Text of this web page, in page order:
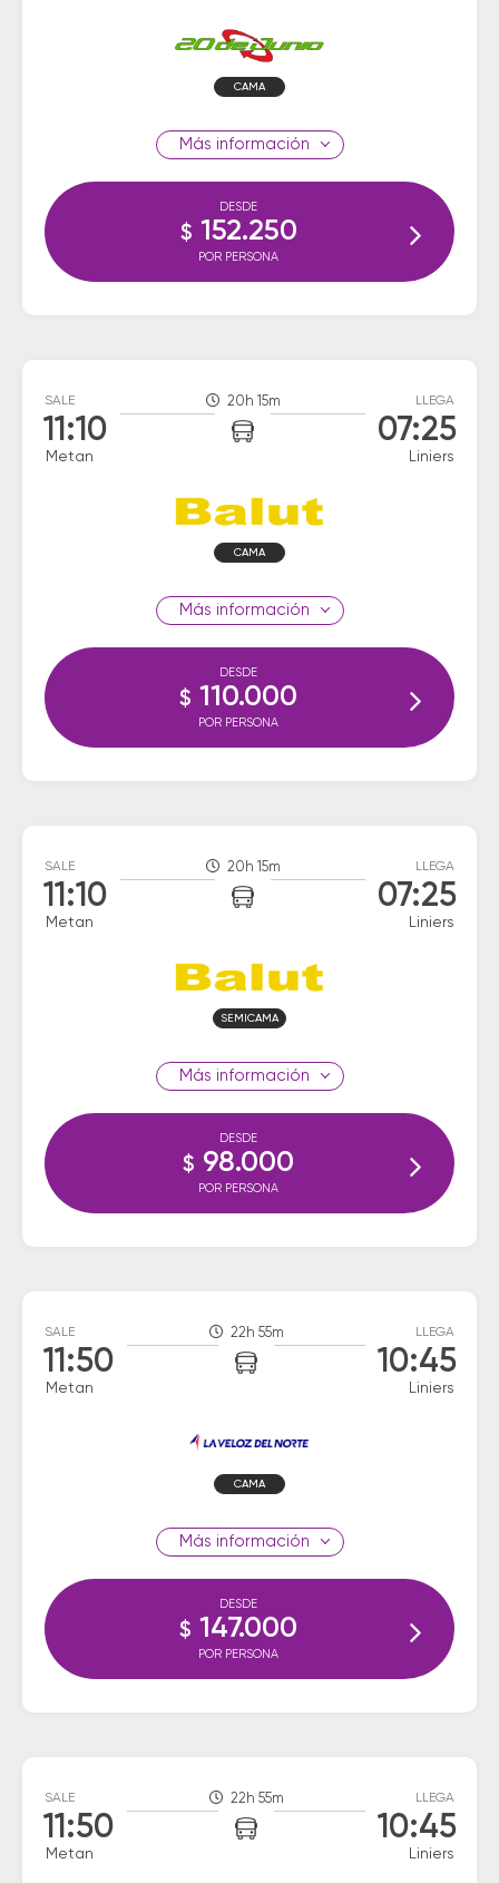
CAMA
información
DESDE
$ 152.250
POR PERSONA
SALE
11:10
Metan
20h 15m LLEGA
07:25
Liniers
CAMA
información
DESDE
$ 110.000
POR PERSONA
SALE
11:10
Metan
20h 15m LLEGA
07:25
Liniers
SEMICAMA
información
DESDE
$ 98.000
POR PERSONA
SALE
11:50
Metan
22h 55m LLEGA
10:45
Liniers
CAMA
información
DESDE
$ 147.000
POR PERSONA
SALE
11:50
Metan
22h 55m LLEGA
10:45
Liniers